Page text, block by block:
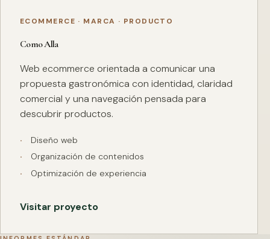
ECOMMERCE · MARCA · PRODUCTO
Como Alla
Web ecommerce orientada a comunicar una
propuesta gastronómica con identidad, claridad
comercial y una navegación pensada para
descubrir productos.
Diseño web
Organización de contenidos
Optimización de experiencia
Visitar proyecto